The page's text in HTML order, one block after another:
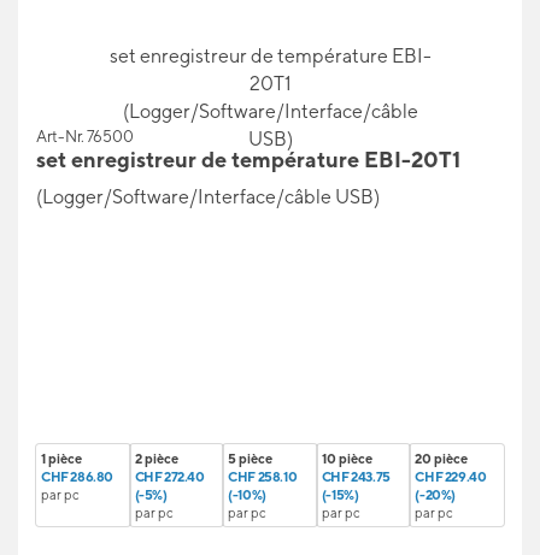
set enregistreur de température EBI-
20T1
(Logger/Software/Interface/câble
USB)
Art-Nr. 76500
set enregistreur de température EBI-20T1
(Logger/Software/Interface/câble USB)
1 pièce
CHF 286.80
par pc
2 pièce
CHF 272.40
(-5%)
par pc
5 pièce
CHF 258.10
(-10%)
par pc
10 pièce
CHF 243.75
(-15%)
par pc
20 pièce
CHF 229.40
(-20%)
par pc